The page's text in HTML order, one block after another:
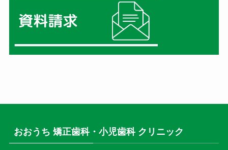
おおうち 矯正歯科・小児歯科 クリニック